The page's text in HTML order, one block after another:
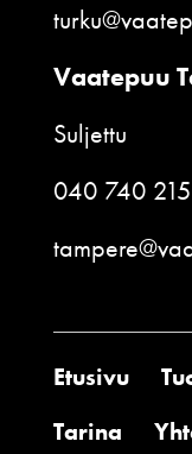
Vaatepuu
Suljettu
040 740
Etusivu
Tarina